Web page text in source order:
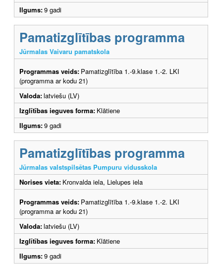
Ilgums:9 gadi
Pamatizglītības programma
Jūrmalas Vaivaru pamatskola
Programmas veids: Pamatizglītība 1.-9.klase 1.-2. LKI
(programma ar kodu 21)
Valoda:latviešu (LV)
Izglītības ieguves forma: Klātiene
Ilgums:9 gadi
Pamatizglītības programma
Jūrmalas valstspilsētas Pumpuru vidusskola
Norises vieta: Kronvalda iela, Lielupes iela
Programmas veids: Pamatizglītība 1.-9.klase 1.-2. LKI
(programma ar kodu 21)
Valoda:latviešu (LV)
Izglītības ieguves forma: Klātiene
Ilgums:9 gadi